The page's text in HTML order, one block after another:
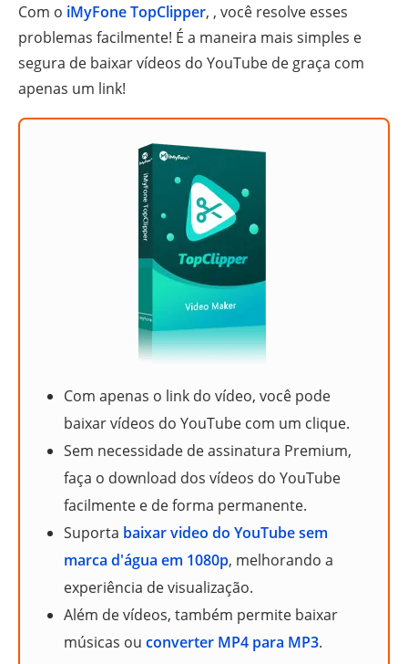
Com o iMyFone TopClipper, , você resolve esses
problemas facilmente! É a maneira mais simples e
segura de baixar vídeos do YouTube de graça com
apenas um link!
Com apenas o link do vídeo, você pode
baixar vídeos do YouTube com um clique.
Sem necessidade de assinatura Premium,
faça o download dos vídeos do YouTube
facilmente e de forma permanente.
Suporta baixar video do YouTube sem
marca d'água em 1080p, melhorando a
experiência de visualização.
Além de vídeos, também permite baixar
músicas ou converter MP4 para MP3.